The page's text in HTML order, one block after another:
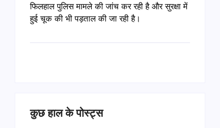
फिलहाल पुलिस मामले की जांच कर रही है और सुरक्षा में
हुई चूक की भी पड़ताल की जा रही है।
कुछ हाल के पोस्ट्स